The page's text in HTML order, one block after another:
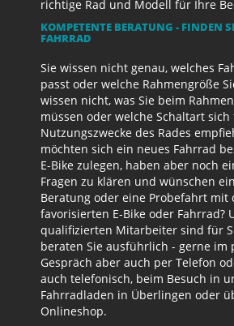
richtige Rad und Modell für Ihre
KOMPETENTE BERATUNG - FINDEN
FAHRRAD
Sie wissen nicht genau, welches
passt oder welche Rahmengröße
wissen nicht, was Sie beim
müssen oder welche Schaltart
Nutzungszwecke des Rades
möchten sich ein neues Fahrrad
E-Bike zulegen, haben aber noch
Fragen zu klären und wünschen
Beratung oder eine Probefahrt mit
favorisierten E-Bike oder Fahrrad?
qualifizierten Mitarbeiter sind für
beraten Sie ausführlich - gerne im
Gespräch aber auch per Telefon
auch telefonisch, beim Besuch in
Fahrradladen in Überlingen oder
Onlineshop.